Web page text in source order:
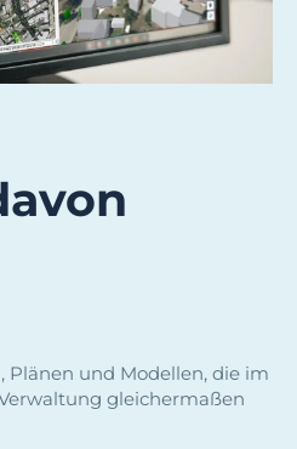
Plänen und Modellen, die im
gleichermaßen